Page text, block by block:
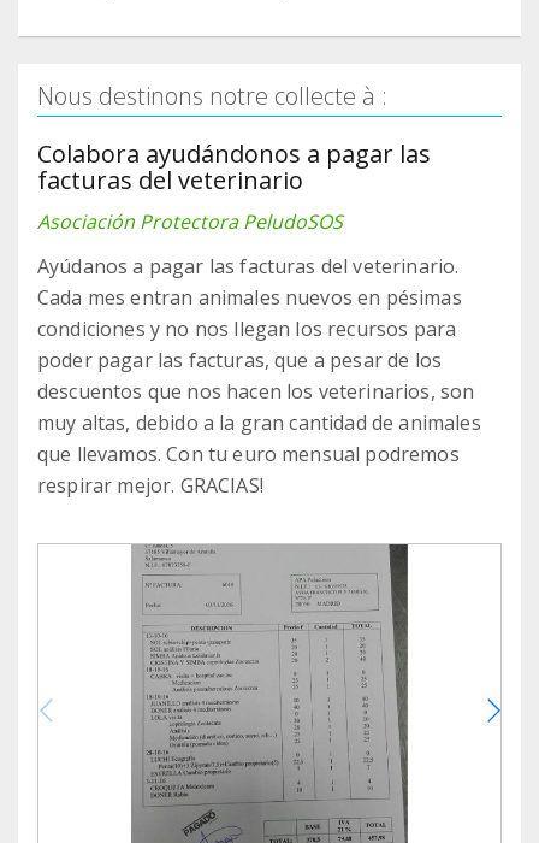
Nous destinons notre collecte à :
Colabora ayudándonos a pagar las
facturas del veterinario
Asociación Protectora PeludoSOS
Ayúdanos a pagar las facturas del veterinario.
Cada mes entran animales nuevos en pésimas
condiciones y no nos llegan los recursos para
poder pagar las facturas, que a pesar de los
descuentos que nos hacen los veterinarios, son
muy altas, debido a la gran cantidad de animales
que llevamos. Con tu euro mensual podremos
respirar mejor. GRACIAS!